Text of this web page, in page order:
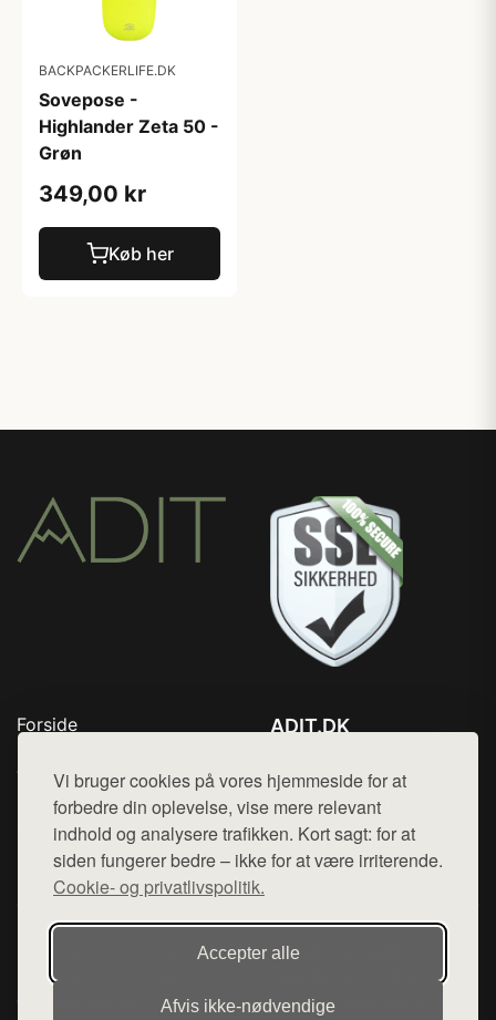
Vi bruger cookies på vores hjemmeside for at
forbedre din oplevelse, vise mere relevant
indhold og analysere trafikken. Kort sagt: for at
siden fungerer bedre – ikke for at være irriterende.
Cookie- og privatlivspolitik.
Accepter alle
Afvis ikke‑nødvendige
BACKPACKERLIFE.DK
Sovepose -
Highlander Zeta 50 -
Grøn
349,00 kr
Køb her
Forside
Top Rabatter
Blog
Kontakt
ADIT.DK
Mail: hej@want.dk
Cookie- og privatlivspolitik
Denne side er en del af want.dk, der udgiver en række
hjemmesider med præsentation af forskellige produkter fra
diverse webshops. Der sælges ikke varer fra denne side - vi